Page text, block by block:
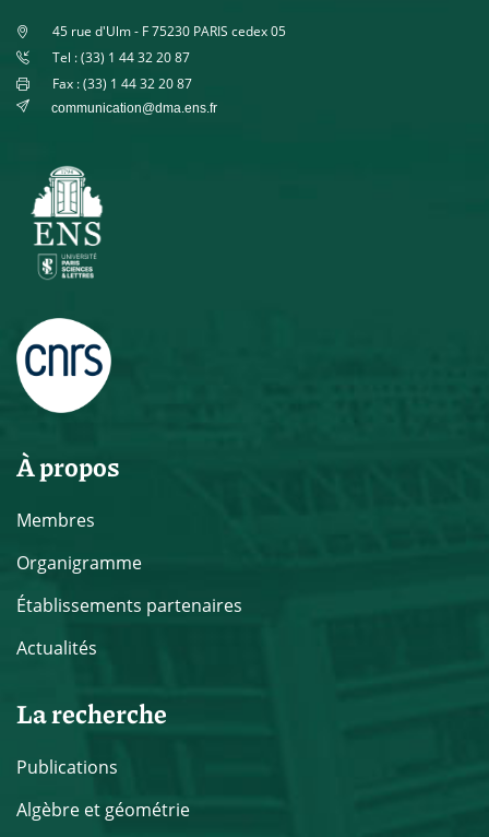
45 rue d'Ulm - F 75230 PARIS cedex 05
Tel : (33) 1 44 32 20 87
Fax : (33) 1 44 32 20 87
communication@dma.ens.fr
À propos
Membres
Organigramme
Établissements partenaires
Actualités
La recherche
Publications
Algèbre et géométrie